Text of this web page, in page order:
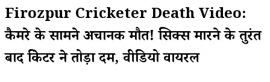
Firozpur Cricketer Death Video:
कैमरे के सामने अचानक मौत! सिक्स मारने के तुरंत
बाद क्रिकेटर ने तोड़ा दम, वीडियो वायरल